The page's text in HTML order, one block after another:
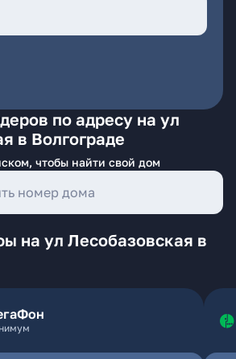
по адресу на ул
в Волгограде
чтобы найти свой дом
на ул Лесобазовская в